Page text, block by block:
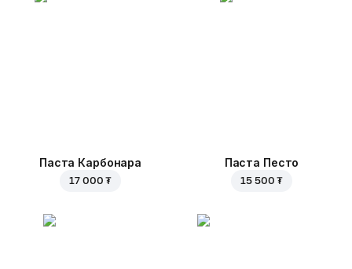
Паста Карбонара
17 000 ₮
Паста Песто
15 500 ₮